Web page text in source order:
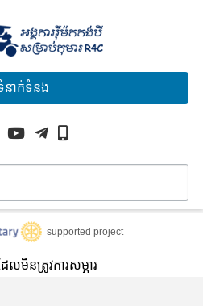
នាក់ទំនង
supported project
លមិនត្រូវការសម្ភារ